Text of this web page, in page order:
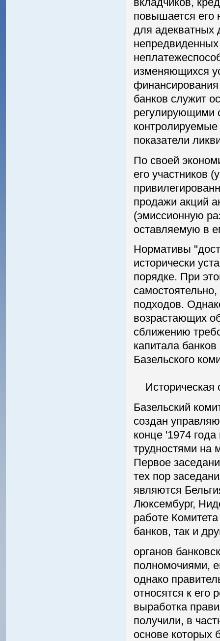
повышается его
для адекватных
изменяющихся
банков служит
регулирующими
контролируемые
показатели
По своей
его участников
продажи акций
(эмиссионную
оставляемую в
Нормативы
исторически
порядке. При
подходов.
возрастающих
сближению
капитала
Базельского
Историческая
Базельский
создан
конце '1974
трудностями на
Первое
тех пор
являются
Люксембург,
работе
банков, так и
органов
полномочиями,
однако
относятся к его
выработка
получили, в
основе которых